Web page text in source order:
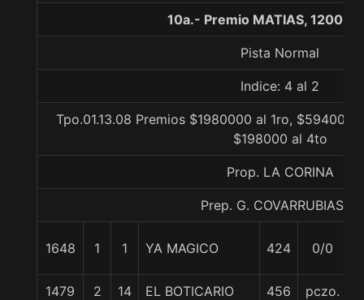
10a.- Premio MATIAS, 1200
Pista Normal
Indice: 4 al 2
Tpo.01.13.08 Premios $1980000 al 1ro,
$198000 al 4to
Prop. LA CORINA
Prep. G. COVARRUBIAS E.
1648 1 1 YA MAGICO 424 0/0
1479 2 14 EL BOTICARIO 456 pczo.